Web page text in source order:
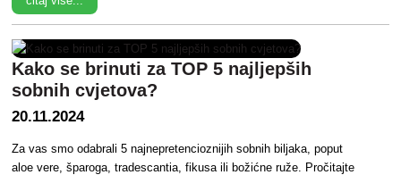
Kako se brinuti za TOP 5 najljepših
sobnih cvjetova?
20.11.2024
Za vas smo odabrali 5 najnepretencioznijih sobnih biljaka, poput
aloe vere, šparoga, tradescantia, fikusa ili božićne ruže. Pročitajte